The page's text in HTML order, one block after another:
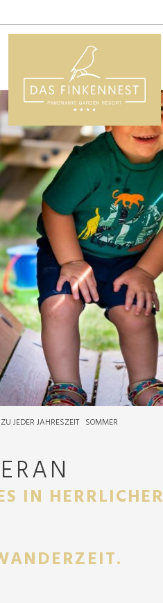
JEDER JAHRESZEIT SOMMER
IN HERRLICHER